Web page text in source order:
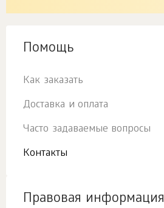
Помощь
Как заказать
Доставка и оплата
Часто задаваемые вопросы
Контакты
Правовая информация